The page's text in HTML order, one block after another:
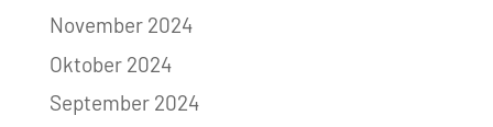
November 2024
Oktober 2024
September 2024